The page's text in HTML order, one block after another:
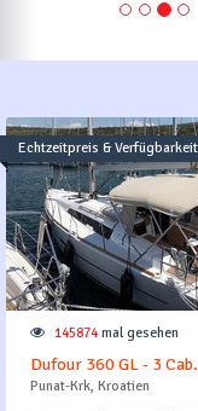
Echtzeitpreis & Verfügbarkeit
145874mal gesehen
Dufour 360 GL - 3
Punat-Krk, Kroatien